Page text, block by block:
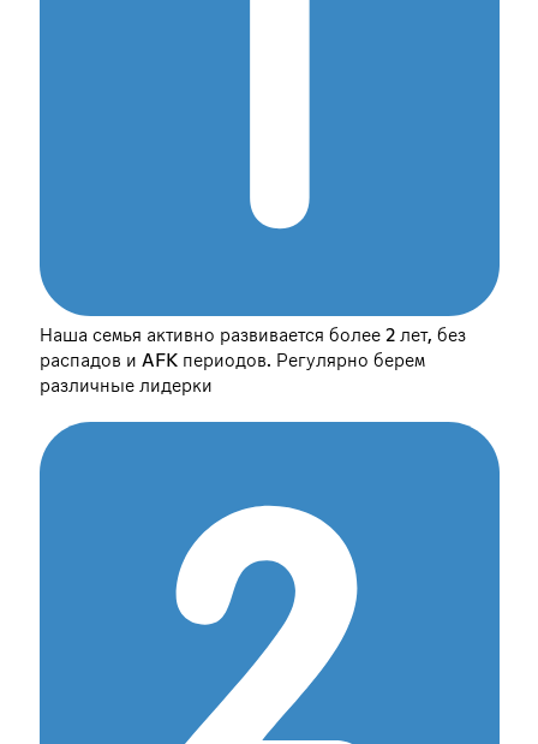
Наша семья активно развивается более 2 лет, без
распадов и AFK периодов. Регулярно берем
различные лидерки